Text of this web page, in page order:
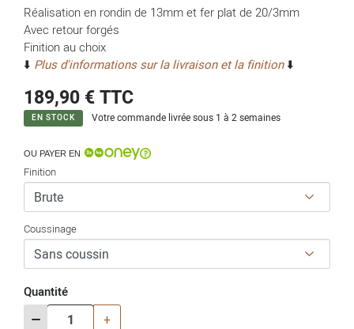
Réalisation en rondin de 13mm et fer plat de 20/3mm
Avec retour forgés
Finition au choix
⬇️ Plus d'informations sur la livraison et la finition⬇️
189,90 €TTC
EN STOCK Votre commande livrée sous 1 à 2 semaines
OU PAYER EN
Finition
Coussinage
Quantité
- +